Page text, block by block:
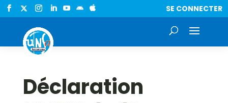
  SE CONNECTER
Déclaration